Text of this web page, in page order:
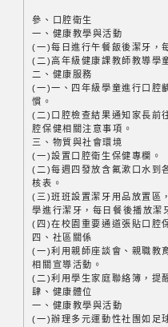
參、口腔衛生
一、健康教學與活動
(一)每日進行午餐飯後潔牙，
(二)高年級健康課教師教導學
二、健康服務
(一)一、四年級學童進行口腔
慣。
(二)口腔檢查結果通知家長前
腔保健相關注意事項。
三、物質與社會環境
(一)設置口腔衛生保健專欄。
(二)每週四發放含氟漱口水到
核表。
(三)班班設置潔牙用品放置區
學進行潔牙，每日餐後播放潔
(四)在校園重要通道張貼口腔
四、社區關係
(一)利用親師座談會、親職教
相關宣導活動。
(二)利用學生家庭聯絡簿，提
肆、健康體位
一、健康教學與活動
(一)辦理多元運動性社團如足